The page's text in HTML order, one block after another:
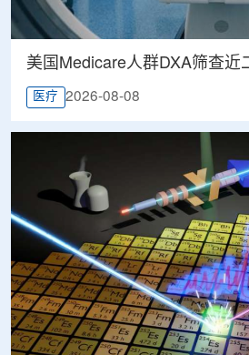
美国Medicare人群DXA筛查近
医疗 2026-08-08